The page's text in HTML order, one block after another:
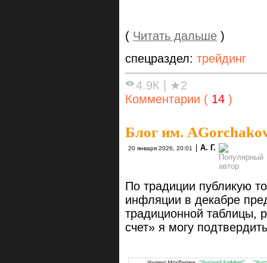
( Читать дальше )
спецраздел: трейдинг
4.9К
★2
Комментарии ( 14 )
Блог им.
20 января 2026, 20:01 А. Г.
По традиции публикую
инфляции в декабре
традиционной таблицы,
счет» я могу